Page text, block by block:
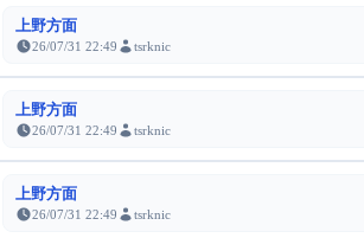
上野方面
26/07/31 22:49 tsrknic
上野方面
26/07/31 22:49 tsrknic
上野方面
26/07/31 22:49 tsrknic